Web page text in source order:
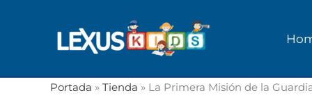
Portada » Tienda » La Primera Misión de la